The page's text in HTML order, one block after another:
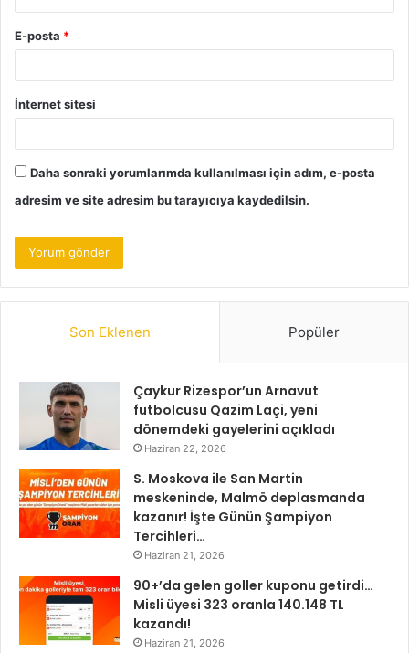
E-posta *
İnternet sitesi
Daha sonraki yorumlarımda kullanılması için adım, e-posta
adresim ve site adresim bu tarayıcıya kaydedilsin.
Son Eklenen Popüler
Çaykur Rizespor’un Arnavut
futbolcusu Qazim Laçi, yeni
dönemdeki gayelerini açıkladı
Haziran 22, 2026
S. Moskova ile San Martin
meskeninde, Malmö deplasmanda
kazanır! İşte Günün Şampiyon
Tercihleri…
Haziran 21, 2026
90+’da gelen goller kuponu getirdi…
Misli üyesi 323 oranla 140.148 TL
kazandı!
Haziran 21, 2026